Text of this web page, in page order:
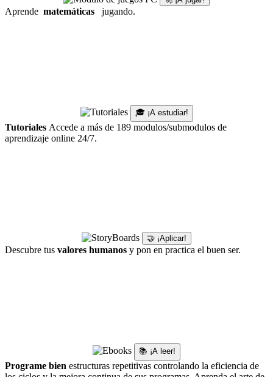
Aprende matemáticas jugando.
🎓 ¡A estudiar!
Tutoriales Accede a más de 189 modulos/submodulos de
aprendizaje online 24/7.
🤝 ¡Aplicar!
Descubre tus valores humanos y pon en practica el buen ser.
📚 ¡A leer!
Programe bien estructuras repetitivas controlando la eficiencia de